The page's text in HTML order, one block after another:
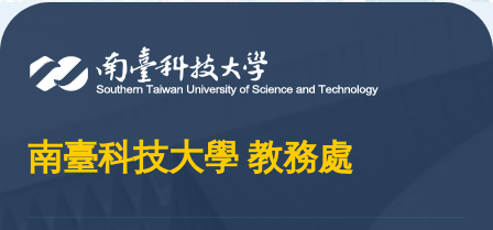
南臺科技大學 教務處